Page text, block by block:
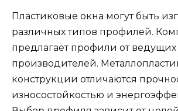
Пластиковые окна могут быть
различных типов профилей.
предлагает профили от ведущих
производителей.
конструкции отличаются
износостойкостью и